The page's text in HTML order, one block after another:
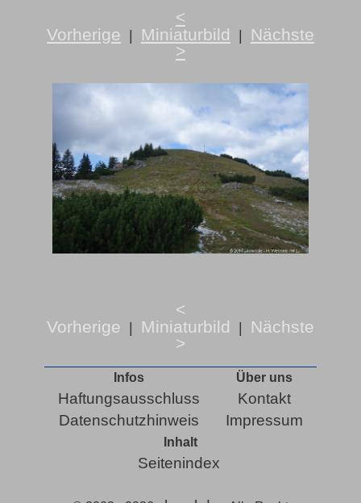
<
Vorherige
Miniaturbild
Nächste
>
<
Vorherige | Miniaturbild | Nächste
>
Infos
Haftungsausschluss
Datenschutzhinweis
Über uns
Kontakt
Impressum
Inhalt
Seitenindex